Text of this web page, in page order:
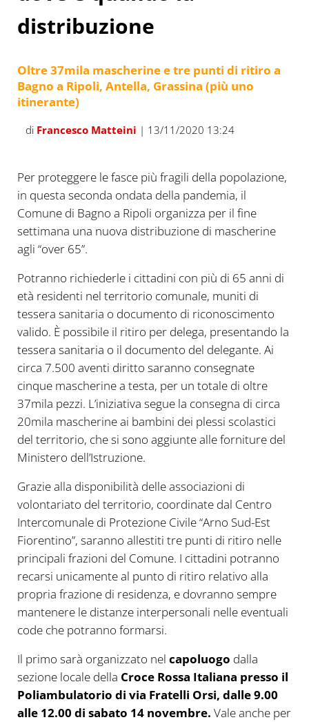
distribuzione
Oltre 37mila mascherine e tre punti di ritiro a
Bagno a Ripoli, Antella, Grassina (più uno
itinerante)
di Francesco Matteini | 13/11/2020 13:24
Per proteggere le fasce più fragili della popolazione,
in questa seconda ondata della pandemia, il
Comune di Bagno a Ripoli organizza per il fine
settimana una nuova distribuzione di mascherine
agli “over 65”.
Potranno richiederle i cittadini con più di 65 anni di
età residenti nel territorio comunale, muniti di
tessera sanitaria o documento di riconoscimento
valido. È possibile il ritiro per delega, presentando la
tessera sanitaria o il documento del delegante. Ai
circa 7.500 aventi diritto saranno consegnate
cinque mascherine a testa, per un totale di oltre
37mila pezzi. L’iniziativa segue la consegna di circa
20mila mascherine ai bambini dei plessi scolastici
del territorio, che si sono aggiunte alle forniture del
Ministero dell’Istruzione.
Grazie alla disponibilità delle associazioni di
volontariato del territorio, coordinate dal Centro
Intercomunale di Protezione Civile “Arno Sud-Est
Fiorentino”, saranno allestiti tre punti di ritiro nelle
principali frazioni del Comune. I cittadini potranno
recarsi unicamente al punto di ritiro relativo alla
propria frazione di residenza, e dovranno sempre
mantenere le distanze interpersonali nelle eventuali
code che potranno formarsi.
Il primo sarà organizzato nel capoluogo dalla
sezione locale della Croce Rossa Italiana presso il
Poliambulatorio di via Fratelli Orsi, dalle 9.00
alle 12.00 di sabato 14 novembre. Vale anche per